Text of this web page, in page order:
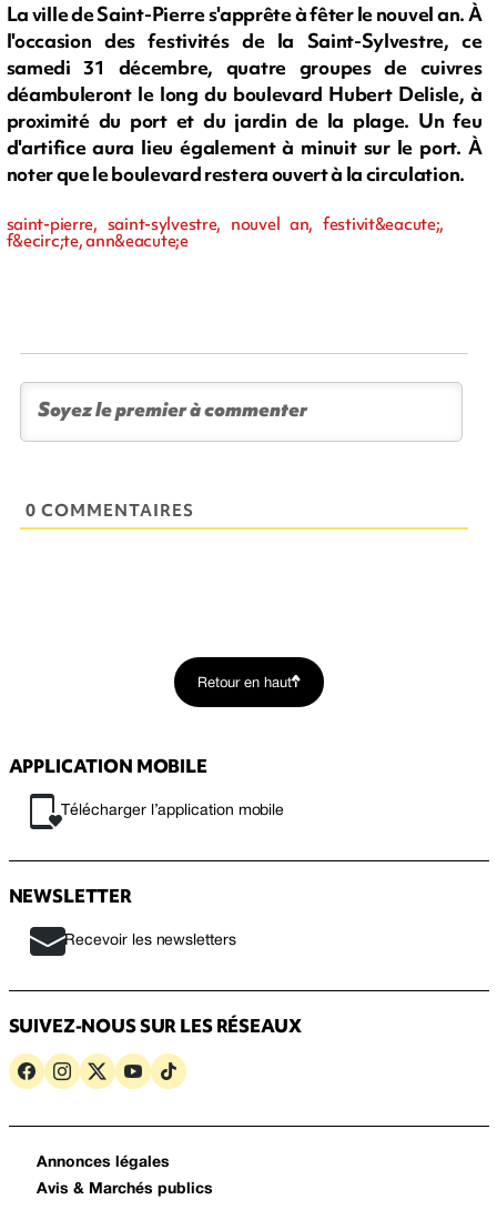
La ville de Saint-Pierre s'apprête à fêter le nouvel an. À
l'occasion des festivités de la Saint-Sylvestre, ce
samedi 31 décembre, quatre groupes de cuivres
déambuleront le long du boulevard Hubert Delisle, à
proximité du port et du jardin de la plage. Un feu
d'artifice aura lieu également à minuit sur le port. À
noter que le boulevard restera ouvert à la circulation.
saint-pierre, saint-sylvestre, nouvel an, festivit&eacute;,
f&ecirc;te, ann&eacute;e
0 COMMENTAIRES
Retour en haut
APPLICATION MOBILE
Télécharger l’application mobile
NEWSLETTER
Recevoir les newsletters
SUIVEZ-NOUS SUR LES RÉSEAUX
Annonces légales
Avis & Marchés publics